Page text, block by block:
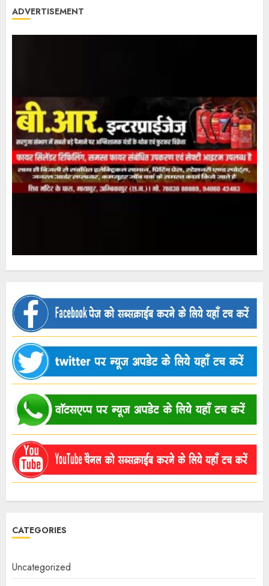
ADVERTISEMENT
CATEGORIES
Uncategorized